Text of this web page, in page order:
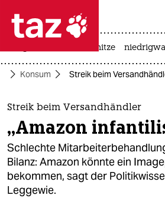
 taz zahl ich
taz zahl ich
themen
politik
öko
gesellschaft
hitze
Konsum Streik beim
Streik beim Versandhändler
„Amazon
Schlechte
Bilanz: Amazon könnte ein
bekommen, sagt der
Leggewie.